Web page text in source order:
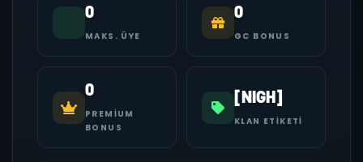
0
MAKS. ÜYE
0
GC BONUS
0
PREMIUM
BONUS
[NIGH]
KLAN ETIKETI